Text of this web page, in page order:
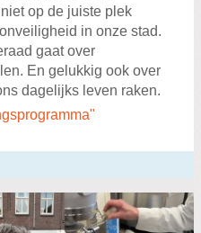
op de juiste plek
in onze stad.
gaat over
En gelukkig ook over
dagelijks leven raken.